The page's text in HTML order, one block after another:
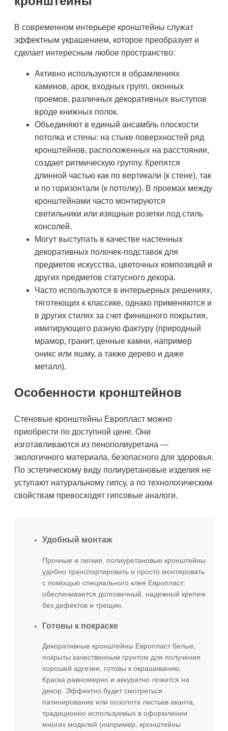
В современном интерьере кронштейны служат
эффектным украшением, которое преобразует и
сделает интересным любое пространство:
Активно используются в обрамлениях
каминов, арок, входных групп, оконных
проемов, различных декоративных выступов
вроде книжных полок.
Объединяют в единый ансамбль плоскости
потолка и стены: на стыке поверхностей ряд
кронштейнов, расположенных на расстоянии,
создает ритмическую группу. Крепятся
длинной частью как по вертикали (к стене), так
и по горизонтали (к потолку). В проемах между
кронштейнами часто монтируются
светильники или изящные розетки под стиль
консолей.
Могут выступать в качестве настенных
декоративных полочек-подставок для
предметов искусства, цветочных композиций и
других предметов статусного декора.
Часто используются в интерьерных решениях,
тяготеющих к классике, однако применяются и
в других стилях за счет финишного покрытия,
имитирующего разную фактуру (природный
мрамор, гранит, ценные камни, например
оникс или яшму, а также дерево и даже
металл).
Особенности кронштейнов
Стеновые кронштейны Европласт можно
приобрести по доступной цене. Они
изготавливаются из пенополиуретана —
экологичного материала, безопасного для здоровья.
По эстетическому виду полиуретановые изделия не
уступают натуральному гипсу, а по технологическим
свойствам превосходят гипсовые аналоги.
Удобный монтаж
Прочные и легкие, полиуретановые кронштейны
удобно транспортировать и просто монтировать
с помощью специального клея Европласт:
обеспечивается долговечный, надежный крепеж
без дефектов и трещин.
Готовы к покраске
Декоративные кронштейны Европласт белые,
покрыты качественным грунтом для получения
хорошей адгезии, готовы к окрашиванию.
Краска равномерно и аккуратно ложится на
декор. Эффектно будет смотреться
патинирование или позолота листьев аканта,
традиционно используемых в оформлении
многих моделей (например, кронштейны